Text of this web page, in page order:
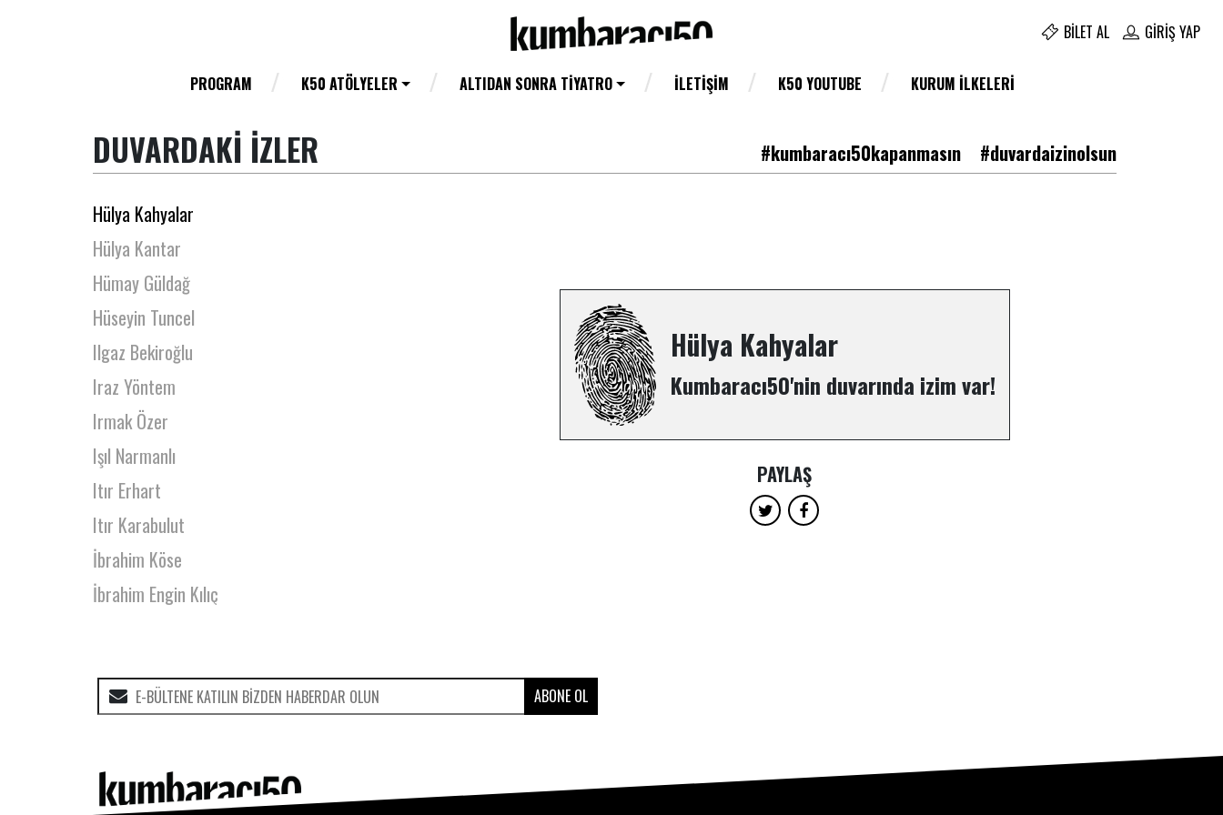
BILET AL GIRIŞ YAP
PROGRAM K50 ATÖLYELER ALTIDAN SONRA TIYATRO İLETIŞIM K50 YOUTUBE KURUM İLKELERI
DUVARDAKİ İZLER #kumbaracı50kapanmasın #duvardaizinolsun
Hepsi Hikaye Tiyatro Ekibi
Hilal Erdoğan
Hilal Sönmez
Hülya Kahyalar
Hülya Kantar
Hümay Güldağ
Hüseyin Tuncel
Ilgaz Bekiroğlu
Iraz Yöntem
Irmak Özer
Işıl Narmanlı
Itır Erhart
Itır Karabulut
İbrahim Köse
İbrahim Engin Kılıç
İdil Acim
İklil Şanal
İlhan Beyoğlu
Hülya Kahyalar
Kumbaracı50'nin duvarında izim var!
PAYLAŞ
ABONE OL